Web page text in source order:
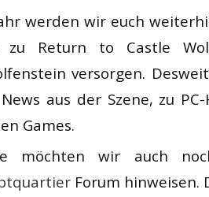
werden wir euch
zu Return to Castle
versorgen.
aus der Szene, zu
Games.
möchten wir auch
Forum